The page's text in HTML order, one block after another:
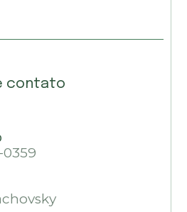
contato
0359